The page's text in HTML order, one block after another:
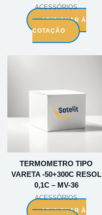
ACESSÓRIOS
ADICIONAR À
COTAÇÃO
TERMOMETRO TIPO
VARETA -50+300C RESOL
0,1C – MV-36
ACESSÓRIOS
ADICIONAR À